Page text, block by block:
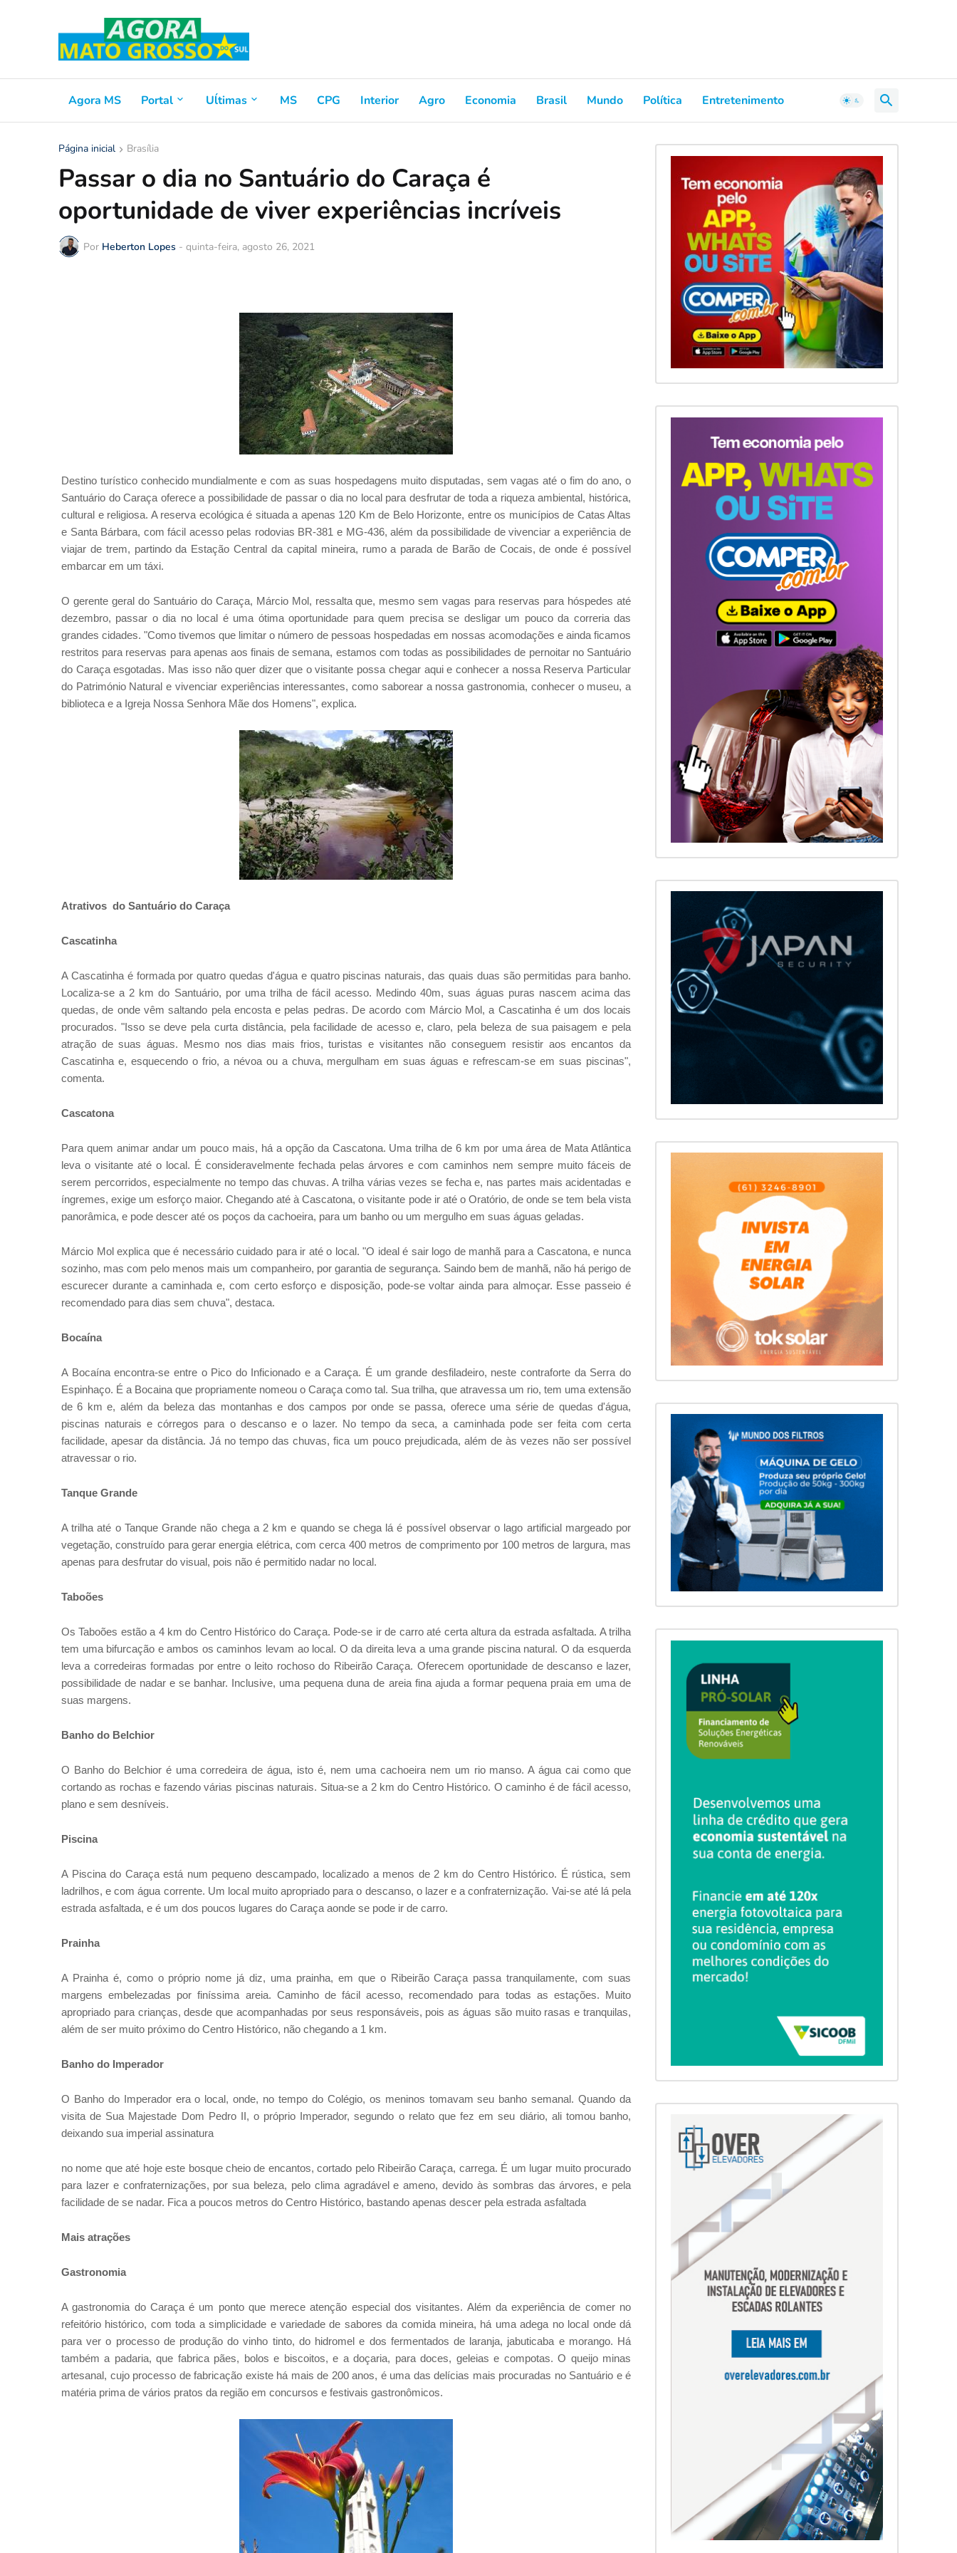
Agora MS Portal Uĺtimas MS CPG Interior Agro Economia Brasil Mundo Política Entretenimento
Página inicial Brasília
Passar o dia no Santuário do Caraça é
oportunidade de viver experiências incríveis
Por Heberton Lopes - quinta-feira, agosto 26, 2021
Destino turístico conhecido mundialmente e com as suas hospedagens muito disputadas, sem vagas até o fim do ano, o
Santuário do Caraça oferece a possibilidade de passar o dia no local para desfrutar de toda a riqueza ambiental, histórica,
cultural e religiosa. A reserva ecológica é situada a apenas 120 Km de Belo Horizonte, entre os municípios de Catas Altas
e Santa Bárbara, com fácil acesso pelas rodovias BR-381 e MG-436, além da possibilidade de vivenciar a experiência de
viajar de trem, partindo da Estação Central da capital mineira, rumo a parada de Barão de Cocais, de onde é possível
embarcar em um táxi.
O gerente geral do Santuário do Caraça, Márcio Mol, ressalta que, mesmo sem vagas para reservas para hóspedes até
dezembro, passar o dia no local é uma ótima oportunidade para quem precisa se desligar um pouco da correria das
grandes cidades. "Como tivemos que limitar o número de pessoas hospedadas em nossas acomodações e ainda ficamos
restritos para reservas para apenas aos finais de semana, estamos com todas as possibilidades de pernoitar no Santuário
do Caraça esgotadas. Mas isso não quer dizer que o visitante possa chegar aqui e conhecer a nossa Reserva Particular
do Património Natural e vivenciar experiências interessantes, como saborear a nossa gastronomia, conhecer o museu, a
biblioteca e a Igreja Nossa Senhora Mãe dos Homens", explica.
Atrativos do Santuário do Caraça
Cascatinha
A Cascatinha é formada por quatro quedas d'água e quatro piscinas naturais, das quais duas são permitidas para banho.
Localiza-se a 2 km do Santuário, por uma trilha de fácil acesso. Medindo 40m, suas águas puras nascem acima das
quedas, de onde vêm saltando pela encosta e pelas pedras. De acordo com Márcio Mol, a Cascatinha é um dos locais
procurados. "Isso se deve pela curta distância, pela facilidade de acesso e, claro, pela beleza de sua paisagem e pela
atração de suas águas. Mesmo nos dias mais frios, turistas e visitantes não conseguem resistir aos encantos da
Cascatinha e, esquecendo o frio, a névoa ou a chuva, mergulham em suas águas e refrescam-se em suas piscinas",
comenta.
Cascatona
Para quem animar andar um pouco mais, há a opção da Cascatona. Uma trilha de 6 km por uma área de Mata Atlântica
leva o visitante até o local. É consideravelmente fechada pelas árvores e com caminhos nem sempre muito fáceis de
serem percorridos, especialmente no tempo das chuvas. A trilha várias vezes se fecha e, nas partes mais acidentadas e
íngremes, exige um esforço maior. Chegando até à Cascatona, o visitante pode ir até o Oratório, de onde se tem bela vista
panorâmica, e pode descer até os poços da cachoeira, para um banho ou um mergulho em suas águas geladas.
Márcio Mol explica que é necessário cuidado para ir até o local. "O ideal é sair logo de manhã para a Cascatona, e nunca
sozinho, mas com pelo menos mais um companheiro, por garantia de segurança. Saindo bem de manhã, não há perigo de
escurecer durante a caminhada e, com certo esforço e disposição, pode-se voltar ainda para almoçar. Esse passeio é
recomendado para dias sem chuva", destaca.
Bocaína
A Bocaína encontra-se entre o Pico do Inficionado e a Caraça. É um grande desfiladeiro, neste contraforte da Serra do
Espinhaço. É a Bocaina que propriamente nomeou o Caraça como tal. Sua trilha, que atravessa um rio, tem uma extensão
de 6 km e, além da beleza das montanhas e dos campos por onde se passa, oferece uma série de quedas d'água,
piscinas naturais e córregos para o descanso e o lazer. No tempo da seca, a caminhada pode ser feita com certa
facilidade, apesar da distância. Já no tempo das chuvas, fica um pouco prejudicada, além de às vezes não ser possível
atravessar o rio.
Tanque Grande
A trilha até o Tanque Grande não chega a 2 km e quando se chega lá é possível observar o lago artificial margeado por
vegetação, construído para gerar energia elétrica, com cerca 400 metros de comprimento por 100 metros de largura, mas
apenas para desfrutar do visual, pois não é permitido nadar no local.
Taboões
Os Taboões estão a 4 km do Centro Histórico do Caraça. Pode-se ir de carro até certa altura da estrada asfaltada. A trilha
tem uma bifurcação e ambos os caminhos levam ao local. O da direita leva a uma grande piscina natural. O da esquerda
leva a corredeiras formadas por entre o leito rochoso do Ribeirão Caraça. Oferecem oportunidade de descanso e lazer,
possibilidade de nadar e se banhar. Inclusive, uma pequena duna de areia fina ajuda a formar pequena praia em uma de
suas margens.
Banho do Belchior
O Banho do Belchior é uma corredeira de água, isto é, nem uma cachoeira nem um rio manso. A água cai como que
cortando as rochas e fazendo várias piscinas naturais. Situa-se a 2 km do Centro Histórico. O caminho é de fácil acesso,
plano e sem desníveis.
Piscina
A Piscina do Caraça está num pequeno descampado, localizado a menos de 2 km do Centro Histórico. É rústica, sem
ladrilhos, e com água corrente. Um local muito apropriado para o descanso, o lazer e a confraternização. Vai-se até lá pela
estrada asfaltada, e é um dos poucos lugares do Caraça aonde se pode ir de carro.
Prainha
A Prainha é, como o próprio nome já diz, uma prainha, em que o Ribeirão Caraça passa tranquilamente, com suas
margens embelezadas por finíssima areia. Caminho de fácil acesso, recomendado para todas as estações. Muito
apropriado para crianças, desde que acompanhadas por seus responsáveis, pois as águas são muito rasas e tranquilas,
além de ser muito próximo do Centro Histórico, não chegando a 1 km.
Banho do Imperador
O Banho do Imperador era o local, onde, no tempo do Colégio, os meninos tomavam seu banho semanal. Quando da
visita de Sua Majestade Dom Pedro II, o próprio Imperador, segundo o relato que fez em seu diário, ali tomou banho,
deixando sua imperial assinatura
no nome que até hoje este bosque cheio de encantos, cortado pelo Ribeirão Caraça, carrega. É um lugar muito procurado
para lazer e confraternizações, por sua beleza, pelo clima agradável e ameno, devido às sombras das árvores, e pela
facilidade de se nadar. Fica a poucos metros do Centro Histórico, bastando apenas descer pela estrada asfaltada
Mais atrações
Gastronomia
A gastronomia do Caraça é um ponto que merece atenção especial dos visitantes. Além da experiência de comer no
refeitório histórico, com toda a simplicidade e variedade de sabores da comida mineira, há uma adega no local onde dá
para ver o processo de produção do vinho tinto, do hidromel e dos fermentados de laranja, jabuticaba e morango. Há
também a padaria, que fabrica pães, bolos e biscoitos, e a doçaria, para doces, geleias e compotas. O queijo minas
artesanal, cujo processo de fabricação existe há mais de 200 anos, é uma das delícias mais procuradas no Santuário e é
matéria prima de vários pratos da região em concursos e festivais gastronômicos.